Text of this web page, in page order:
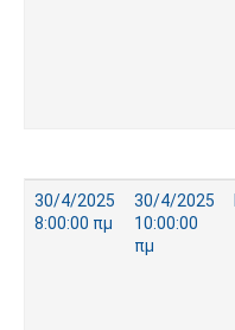
30/4/2025
8:00:00 πμ
30/4/2025
10:00:00
πμ